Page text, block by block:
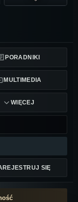
PORADNIKI
MULTIMEDIA
WIĘCEJ
SIĘ